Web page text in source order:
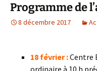
Programme de
8 décembre 2017
18 février :Centre
ordinaire à 10 h